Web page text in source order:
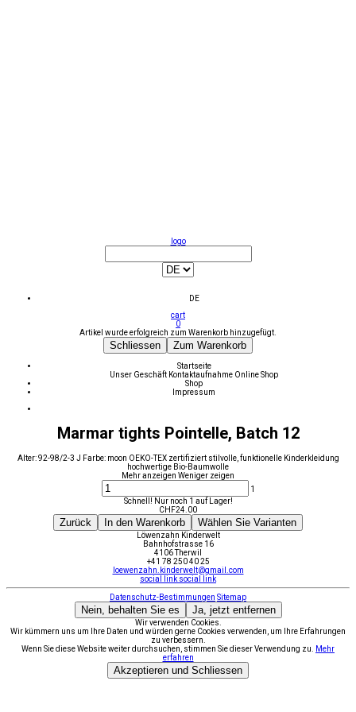
logo
DE
cart
0
Artikel wurde erfolgreich zum Warenkorb hinzugefügt.
Schliessen Zum Warenkorb
Startseite
Unser Geschäft Kontaktaufnahme Online Shop
Shop
Impressum
Marmar tights Pointelle, Batch 12
Alter: 92-98/2-3 J Farbe: moon OEKO-TEX zertifiziert stilvolle, funktionelle Kinderkleidung
hochwertige Bio-Baumwolle
Mehr anzeigen Weniger zeigen
1
Schnell! Nur noch 1 auf Lager!
CHF24.00
Zurück In den Warenkorb Wählen Sie Varianten
Löwenzahn Kinderwelt
Bahnhofstrasse 16
4106 Therwil
+41 78 250 40 25
loewenzahn.kinderwelt@gmail.com
social link social link
Datenschutz-Bestimmungen Sitemap
Nein, behalten Sie es Ja, jetzt entfernen
Wir verwenden Cookies.
Wir kümmern uns um Ihre Daten und würden gerne Cookies verwenden, um Ihre Erfahrungen
zu verbessern.
Wenn Sie diese Website weiter durchsuchen, stimmen Sie dieser Verwendung zu.
Mehr
erfahren
Akzeptieren und Schliessen